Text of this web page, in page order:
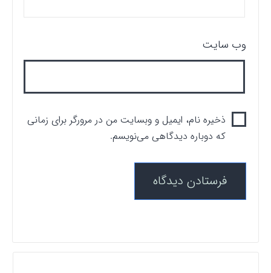
وب‌ سایت
ذخیره نام، ایمیل و وبسایت من در مرورگر برای زمانی
که دوباره دیدگاهی می‌نویسم.